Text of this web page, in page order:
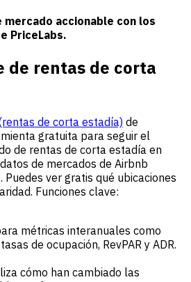
accionable con los
PriceLabs.
de rentas de corta
de corta estadía) de
gratuita para seguir el
de rentas de corta estadía en
de mercados de Airbnb
Puedes ver gratis qué ubicaciones
Funciones clave:
métricas interanuales como
de ocupación, RevPAR y ADR.
cómo han cambiado las